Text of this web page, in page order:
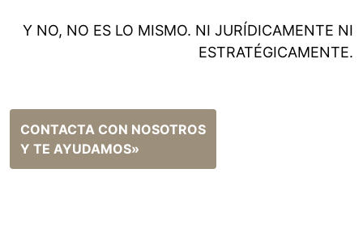
Y NO, NO ES LO MISMO. NI JURÍDICAMENTE NI
ESTRATÉGICAMENTE.
CONTACTA CON NOSOTROS
Y TE AYUDAMOS»